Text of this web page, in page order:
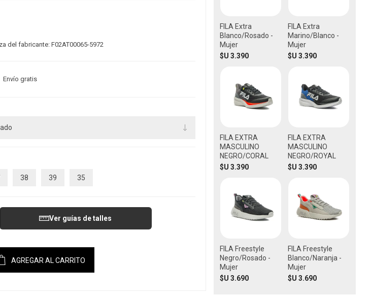
del fabricante: F02AT00065-5972
Envío gratis
38 39 35
Ver guías de talles
AGREGAR AL CARRITO
FILA Extra
Blanco/Rosado -
Mujer
$U 3.390
FILA Extra
Marino/Blanco -
Mujer
$U 3.390
FILA EXTRA
MASCULINO
NEGRO/CORAL
$U 3.390
FILA EXTRA
MASCULINO
NEGRO/ROYAL
$U 3.390
FILA Freestyle
Negro/Rosado -
Mujer
$U 3.690
FILA Freestyle
Blanco/Naranja -
Mujer
$U 3.690